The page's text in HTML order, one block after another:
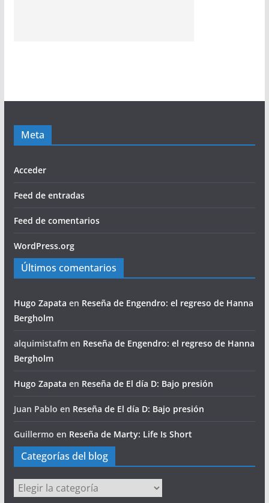
Meta
Acceder
Feed de entradas
Feed de comentarios
WordPress.org
Últimos comentarios
Hugo Zapata en Reseña de Engendro: el regreso de Hanna
Bergholm
alquimistafmen Reseña de Engendro: el regreso de Hanna
Bergholm
Hugo Zapata en Reseña de El día D: Bajo presión
Juan Pablo en Reseña de El día D: Bajo presión
Guillermo en Reseña de Marty: Life Is Short
Categorías del blog
Categorías